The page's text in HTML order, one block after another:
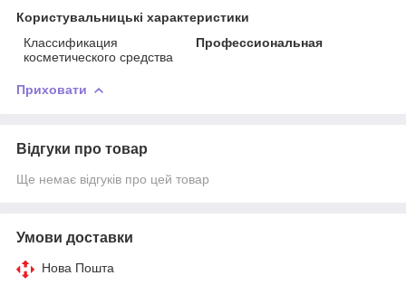
Користувальницькі характеристики
Классификация
косметического средства
Профессиональная
Приховати
Відгуки про товар
Ще немає відгуків про цей товар
Умови доставки
Нова Пошта